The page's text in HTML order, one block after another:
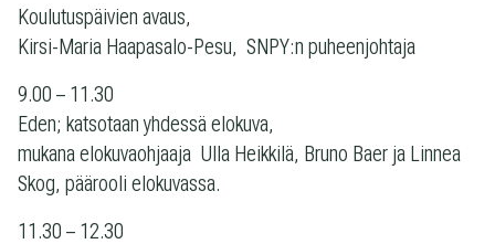
Kou­lu­tus­päi­vien avaus,
Kirsi-Maria Haapasalo-Pesu, SNPY:n puheenjohtaja
9.00 – 11.30
Eden; kat­so­taan yhdessä elo­kuva,
mukana elo­ku­vaoh­jaaja Ulla Heik­kilä, Bruno Baer ja Lin­nea
Skog, pää­rooli elokuvassa.
11.30 – 12.30